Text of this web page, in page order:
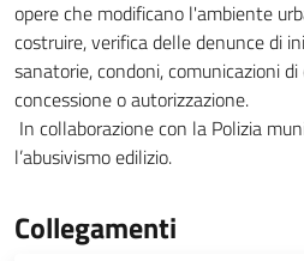
opere che modificano l'ambiente
costruire, verifica delle denunce di
sanatorie, condoni, comunicazioni
concessione o autorizzazione.
In collaborazione con la Polizia
l’abusivismo edilizio.
Collegamenti